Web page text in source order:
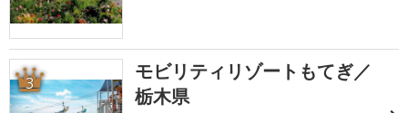
3
モビリティリゾートもてぎ／
栃木県